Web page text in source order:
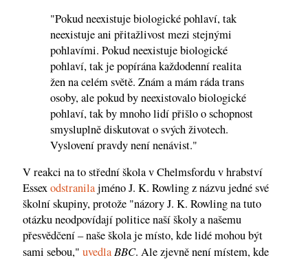
"Pokud neexistuje biologické pohlaví, tak
neexistuje ani přitažlivost mezi stejnými
pohlavími. Pokud neexistuje biologické
pohlaví, tak je popírána každodenní realita
žen na celém světě. Znám a mám ráda trans
osoby, ale pokud by neexistovalo biologické
pohlaví, tak by mnoho lidí přišlo o schopnost
smysluplně diskutovat o svých životech.
Vyslovení pravdy není nenávist."
V reakci na to střední škola v Chelmsfordu v hrabství
Essexodstranilajméno J. K. Rowling z názvu jedné své
školní skupiny, protože "názory J. K. Rowling na tuto
otázku neodpovídají politice naší školy a našemu
přesvědčení – naše škola je místo, kde lidé mohou být
sami sebou," uvedlaBBC. Ale zjevně není místem, kde